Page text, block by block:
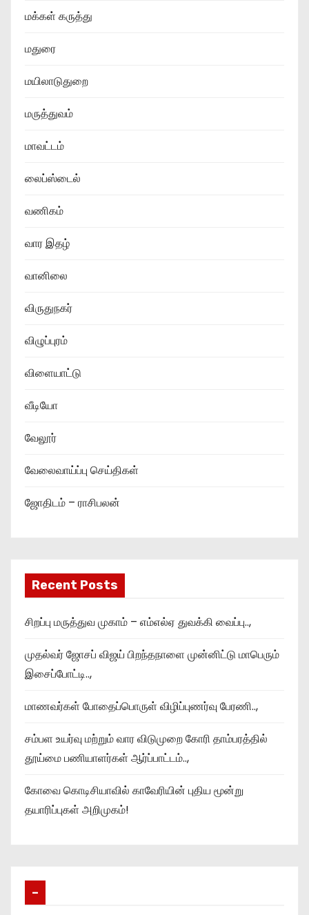
மக்கள் கருத்து
மதுரை
மயிலாடுதுறை
மருத்துவம்
மாவட்டம்
லைப்ஸ்டைல்
வணிகம்
வார இதழ்
வானிலை
விருதுநகர்
விழுப்புரம்
விளையாட்டு
வீடியோ
வேலூர்
வேலைவாய்ப்பு செய்திகள்
ஜோதிடம் – ராசிபலன்
Recent Posts
சிறப்பு மருத்துவ முகாம் – எம்எல்ஏ துவக்கி வைப்பு..,
முதல்வர் ஜோசப் விஜய் பிறந்தநாளை முன்னிட்டு மாபெரும்
இசைப்போட்டி..,
மாணவர்கள் போதைப்பொருள் விழிப்புணர்வு பேரணி..,
சம்பள உயர்வு மற்றும் வார விடுமுறை கோரி தாம்பரத்தில்
தூய்மை பணியாளர்கள் ஆர்ப்பாட்டம்..,
கோவை கொடிசியாவில் காவேரியின் புதிய மூன்று
தயாரிப்புகள் அறிமுகம்!
–